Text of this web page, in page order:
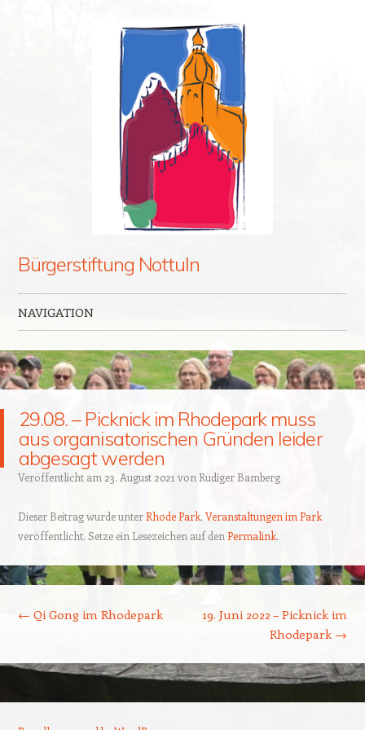
Bürgerstiftung Nottuln
NAVIGATION
29.08. – Picknick im Rhodepark muss
aus organisatorischen Gründen leider
abgesagt werden
Veröffentlicht am 23. August 2021 von Rüdiger Bamberg
Dieser Beitrag wurde unterRhode Park, Veranstaltungen im Park
veröffentlicht. Setze ein Lesezeichen auf den Permalink.
← Qi Gong im Rhodepark
19. Juni 2022 – Picknick im
Rhodepark →